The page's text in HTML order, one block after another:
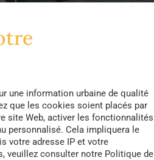
une information urbaine de qualité
que les cookies soient placés par
site Web, activer les fonctionnalités
personnalisé. Cela impliquera le
votre adresse IP et votre
veuillez consulter notre Politique de